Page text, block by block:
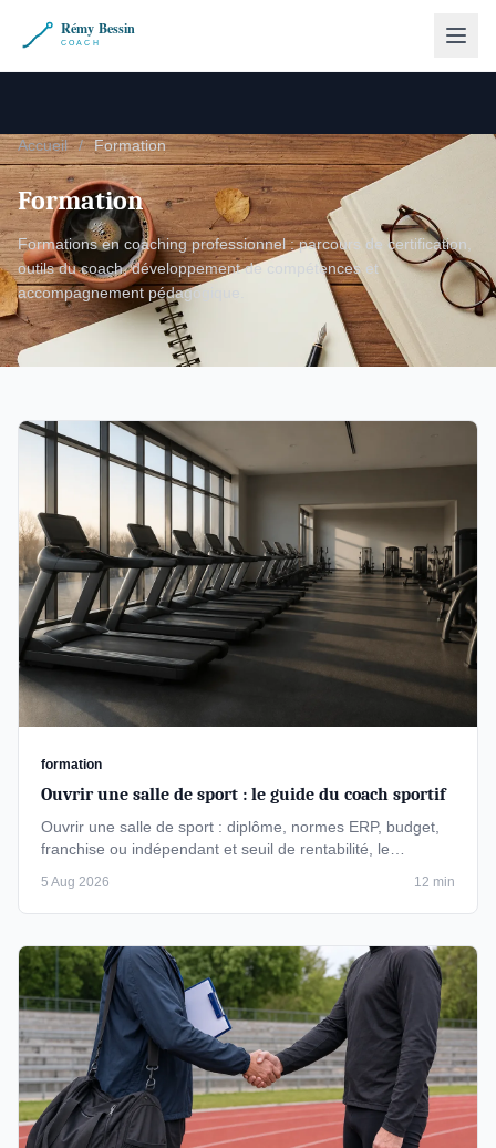
Accueil / Formation
Formation
Formations en coaching professionnel : parcours de certification,
outils du coach, développement de compétences et
accompagnement pédagogique.
formation
Ouvrir une salle de sport : le guide du coach sportif
Ouvrir une salle de sport : diplôme, normes ERP, budget,
franchise ou indépendant et seuil de rentabilité, le
5 Aug 2026 12 min